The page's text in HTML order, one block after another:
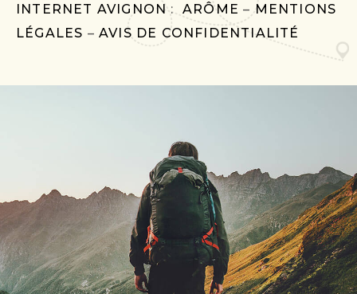
INTERNET AVIGNON:ARÔME –MENTIONS
LÉGALES –AVIS DE CONFIDENTIALITÉ